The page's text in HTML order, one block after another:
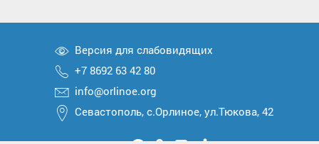
Версия для слабовидящих
+7 8692 63 42 80
info@orlinoe.org
Севастополь, с.Орлиное, ул.Тюкова, 42